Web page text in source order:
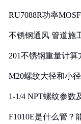
RU7088R功率
不锈钢通风 管道施
201不锈钢重量计算
M20螺纹大径和小
1-1/4 NPT螺纹参数
F1010E是什么管？